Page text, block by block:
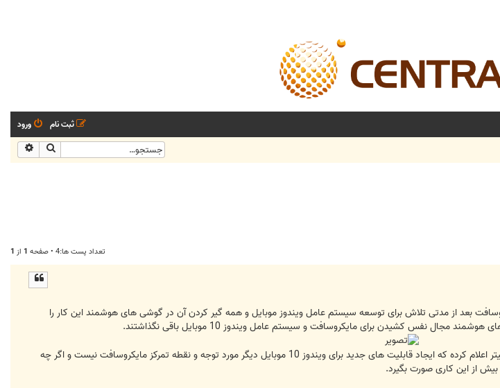
ورود
ثبت نام
جستجو
تعداد پست ها:4 • صفحه 1 از 1
بعد از مدتی تلاش برای توسعه سیستم عامل ویندوز موبایل و همه گیر کردن آن در گوشی های هوشمند این کار را
جو بلفویر معاون ارشد مایکروسافت و مدیر برنامه سابق ویندوز فون در توییتر اعلام کرده که ایجاد قابلیت های جدید برای ویندوز 10 موبایل دیگر مورد توجه و نقطه تمرکز مایکروسافت نیست و اگر چه
از این کاری صورت بگیرد.